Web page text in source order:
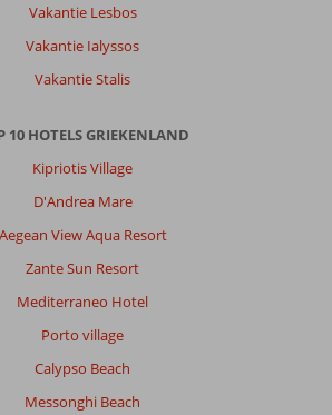
Vakantie Lesbos
Vakantie Ialyssos
Vakantie Stalis
10 HOTELS GRIEKENLAND
Kipriotis Village
D'Andrea Mare
Aegean View Aqua Resort
Zante Sun Resort
Mediterraneo Hotel
Porto village
Calypso Beach
Messonghi Beach